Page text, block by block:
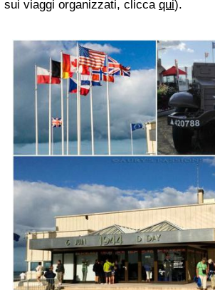
sui viaggi organizzati, clicca qui).